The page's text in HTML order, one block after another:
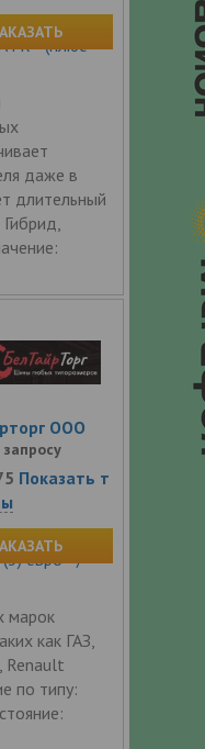
R+ (плюс
даже в
длительный
(3) евро +/-
марок
как ГАЗ,
Renault
по типу:
ООО
Показать т